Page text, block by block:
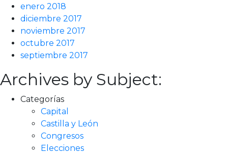
enero 2018
diciembre 2017
noviembre 2017
octubre 2017
septiembre 2017
Archives by Subject:
Categorías
Capital
Castilla y León
Congresos
Elecciones